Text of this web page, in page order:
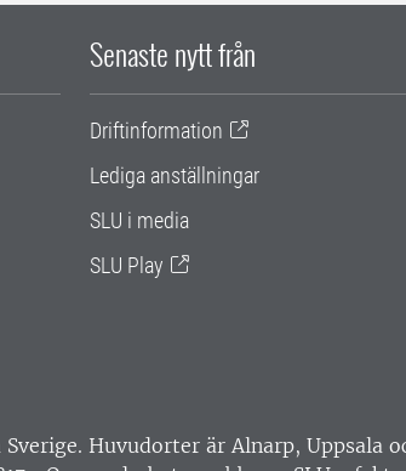
Senaste nytt från
Driftinformation
Lediga anställningar
SLU i media
SLU Play
Huvudorter är Alnarp, Uppsala